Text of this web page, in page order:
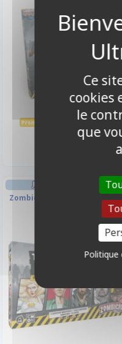
-10%
Promo -10% 45,90 € 41,30 €
Indisponible
JEU DE PLATEAU FIGURINE
Zombicide : The Boys pack
Ce
cookies
le
que
Politique